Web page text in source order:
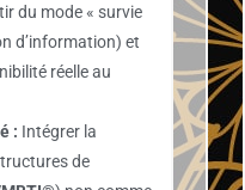
du mode « survie
d’information) et
réelle au
: Intégrer la
de